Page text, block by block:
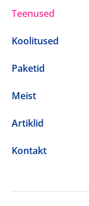
Teenused
Koolitused
Paketid
Meist
Artiklid
Kontakt